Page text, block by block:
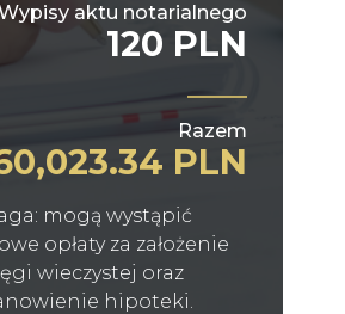
aktu notarialnego
120 PLN
Razem
PLN
mogą wystąpić
opłaty za założenie
wieczystej oraz
hipoteki.